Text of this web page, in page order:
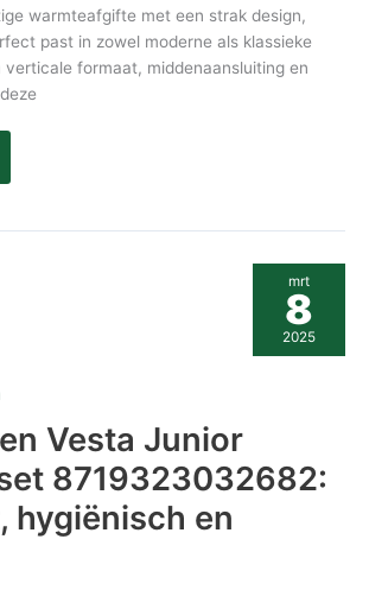
warmteafgifte met een strak design,
past in zowel moderne als klassieke
verticale formaat, middenaansluiting en
Vesta Junior
8719323032682:
hygiënisch en
mrt
8
2025